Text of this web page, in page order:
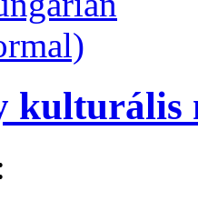
kulturális